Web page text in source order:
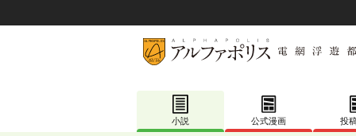
小説 公式漫画 投